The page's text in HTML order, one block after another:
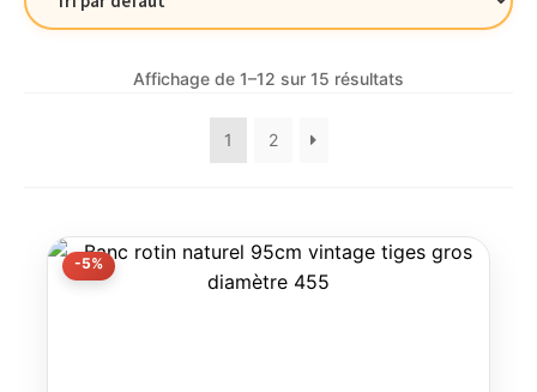
Affichage de 1–12 sur 15 résultats
1 2
-5%